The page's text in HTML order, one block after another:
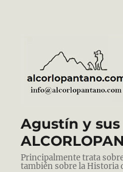
Agustín y sus
Principalmente trata
también sobre la Historia